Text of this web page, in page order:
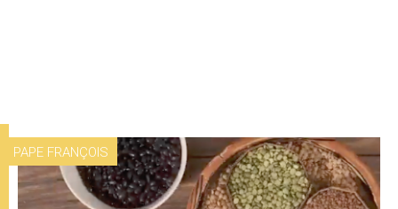
PAPE FRANÇOIS